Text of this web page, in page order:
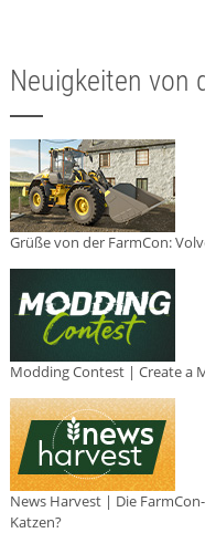
Neuigkeiten von
Grüße von der FarmCon:
Modding Contest | Create a
News Harvest | Die
Katzen?